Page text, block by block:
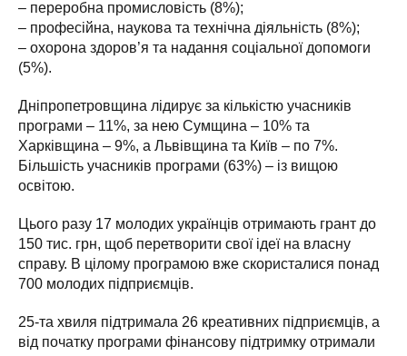
– переробна промисловість (8%);
– професійна, наукова та технічна діяльність (8%);
– охорона здоров’я та надання соціальної допомоги
(5%).
Дніпропетровщина лідирує за кількістю учасників
програми – 11%, за нею Сумщина – 10% та
Харківщина – 9%, а Львівщина та Київ – по 7%.
Більшість учасників програми (63%) – із вищою
освітою.
Цього разу 17 молодих українців отримають грант до
150 тис. грн, щоб перетворити свої ідеї на власну
справу. В цілому програмою вже скористалися понад
700 молодих підприємців.
25-та хвиля підтримала 26 креативних підприємців, а
від початку програми фінансову підтримку отримали